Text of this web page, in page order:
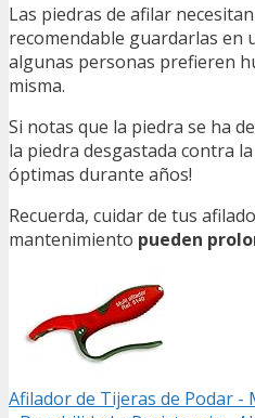
Las piedras de afilar
recomendable guardarlas en
algunas personas prefieren
misma.
Si notas que la piedra se ha
la piedra desgastada contra
óptimas durante años!
Recuerda, cuidar de tus
mantenimiento pueden
Afilador de Tijeras de Podar -